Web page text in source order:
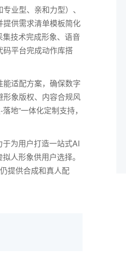
业型、亲和力型）、
供需求清单模板简化
技术完成形象、语音
平台完成动作库搭
适配方案，确保数字
象版权、内容合规风
地”一体化定制支持，
为用户打造一站式AI
人形象供用户选择。
提供合成和真人配